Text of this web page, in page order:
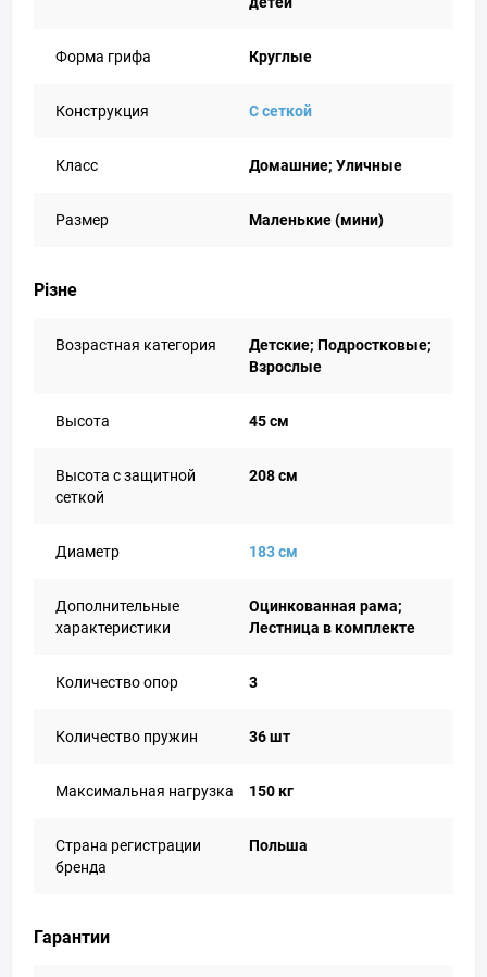
Форма грифа Круглые
Конструкция С сеткой
Класс Домашние; Уличные
Размер Маленькие (мини)
Різне
Возрастная категория
Детские; Подростковые;
Взрослые
Высота 45 см
Высота с защитной
сеткой
208 см
Диаметр 183 см
Дополнительные
характеристики
Оцинкованная рама;
Лестница в комплекте
Количество опор 3
Количество пружин 36 шт
Максимальная нагрузка 150 кг
Страна регистрации
бренда
Польша
Гарантии